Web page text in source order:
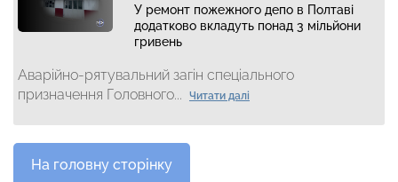
У ремонт пожежного депо в Полтаві
додатково вкладуть понад 3 мільйони
гривень
Аварійно-рятувальний загін спеціального
призначення Головного...
Читати далі
На головну сторінку